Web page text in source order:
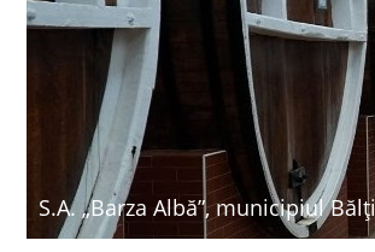
S.A. „Barza Albă”, municipiul Bălți